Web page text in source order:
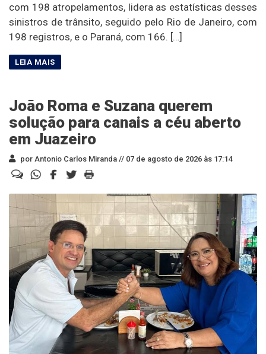
com 198 atropelamentos, lidera as estatísticas desses
sinistros de trânsito, seguido pelo Rio de Janeiro, com
198 registros, e o Paraná, com 166. […]
João Roma e Suzana querem
solução para canais a céu aberto
em Juazeiro
por Antonio Carlos Miranda // 07 de agosto de 2026 às 17:14